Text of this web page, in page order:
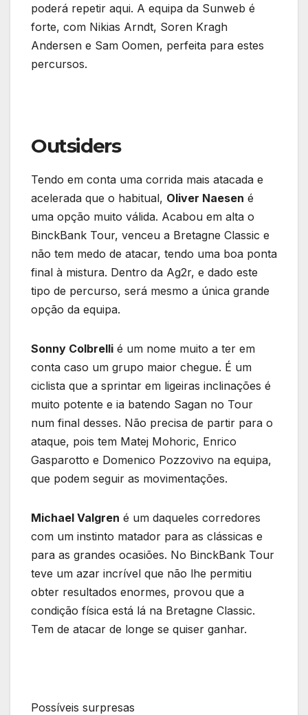
poderá repetir aqui. A equipa da Sunweb é
forte, com Nikias Arndt, Soren Kragh
Andersen e Sam Oomen, perfeita para estes
percursos.
Outsiders
Tendo em conta uma corrida mais atacada e
acelerada que o habitual, Oliver Naesen é
uma opção muito válida. Acabou em alta o
BinckBank Tour, venceu a Bretagne Classic e
não tem medo de atacar, tendo uma boa ponta
final à mistura. Dentro da Ag2r, e dado este
tipo de percurso, será mesmo a única grande
opção da equipa.
Sonny Colbrelli é um nome muito a ter em
conta caso um grupo maior chegue. É um
ciclista que a sprintar em ligeiras inclinações é
muito potente e ia batendo Sagan no Tour
num final desses. Não precisa de partir para o
ataque, pois tem Matej Mohoric, Enrico
Gasparotto e Domenico Pozzovivo na equipa,
que podem seguir as movimentações.
Michael Valgren é um daqueles corredores
com um instinto matador para as clássicas e
para as grandes ocasiões. No BinckBank Tour
teve um azar incrível que não lhe permitiu
obter resultados enormes, provou que a
condição física está lá na Bretagne Classic.
Tem de atacar de longe se quiser ganhar.
Possíveis surpresas